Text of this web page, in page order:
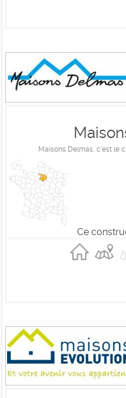
Maisons Delmas, c'est le
Ce